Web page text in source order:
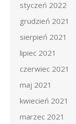
styczeń 2022
grudzień 2021
sierpień 2021
lipiec 2021
czerwiec 2021
maj 2021
kwiecień 2021
marzec 2021